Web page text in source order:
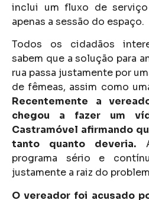
inclui um fluxo de
apenas a sessão do espaço.
Todos os cidadãos
sabem que a solução para
rua passa justamente por
de fêmeas, assim como
Recentemente a
chegou a fazer um
Castramóvel afirmando
tanto quanto deveria.
programa sério e
justamente a raiz do
O vereador foi acusado